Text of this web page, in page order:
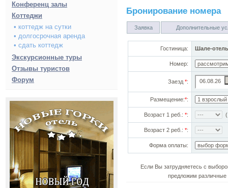
Конференц залы
Коттеджи
• коттедж на сутки
• долгосрочная аренда
• сдать коттедж
Экскурсионные туры
Отзывы туристов
Форум
Бронирование номера
Заявка Дополнительные
Гостиница: Шале-
Номер:
Заезд *:
Размещение:*:
Возраст 1 реб.: *:
Возраст 2 реб.: *:
Форма оплаты:
Если Вы затрудняетесь с
предложим различные